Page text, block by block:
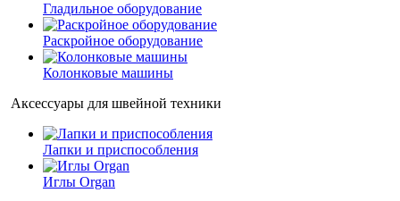
Гладильное оборудование
Раскройное оборудование
Колонковые машины
Аксессуары для швейной техники
Лапки и приспособления
Иглы Organ